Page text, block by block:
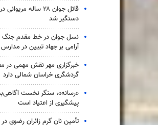
قاتل جوان ۲۸ ساله
دستگیر شد
نسل جوان در خط مقدم جنگ
آرامی بر جهاد تبیین در مدارس
خبرگزاری مهر نقش مهمی در
گردشگری خراسان شمالی دارد
«رسانه»، سنگر نخست
پیشگیری از اعتیاد است